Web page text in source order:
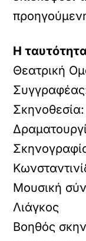
Η
Θεατρική
Μουσική
Λιάγκος
Βοηθός